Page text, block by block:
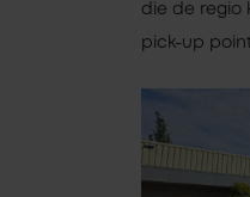
die de regio
pick-up